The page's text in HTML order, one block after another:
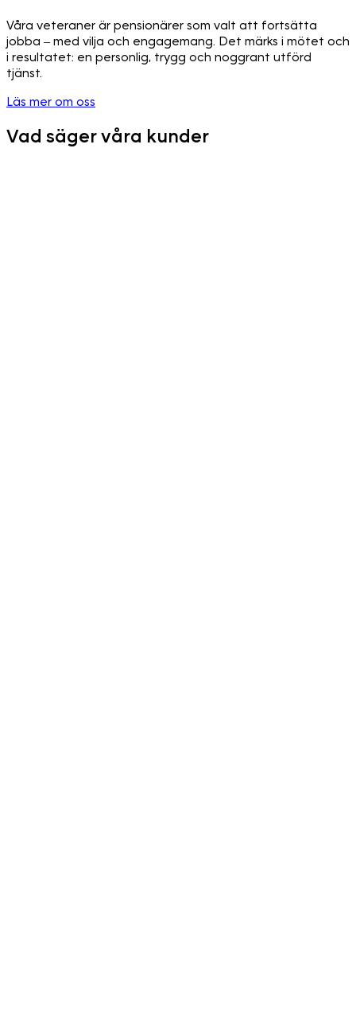
Våra veteraner är pensionärer som valt att fortsätta
jobba – med vilja och engagemang. Det märks i mötet och
i resultatet: en personlig, trygg och noggrant utförd
tjänst.
Läs mer om oss
Vad säger våra kunder